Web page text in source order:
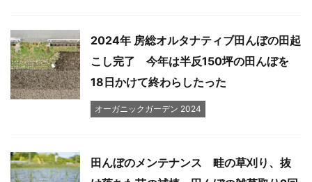
2024年 房総オルタナティブ田んぼの田起
こし完了 今年は半反150坪の田んぼを
18日かけて終わらしたった
オーガニックガーデン 2024
田んぼのメンテナンス 畦の草刈り、抜